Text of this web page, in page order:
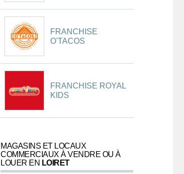
FRANCHISE
O'TACOS
FRANCHISE ROYAL
KIDS
MAGASINS ET LOCAUX
COMMERCIAUX À VENDRE OU À
LOUER EN LOIRET